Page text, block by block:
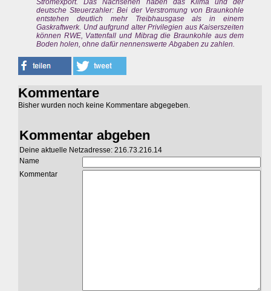
Stromexport. Das Nachsehen haben das Klima und der
deutsche Steuerzahler: Bei der Verstromung von Braunkohle
entstehen deutlich mehr Treibhausgase als in einem
Gaskraftwerk. Und aufgrund alter Privilegien aus Kaiserszeiten
können RWE, Vattenfall und Mibrag die Braunkohle aus dem
Boden holen, ohne dafür nennenswerte Abgaben zu zahlen.
Kommentare
Bisher wurden noch keine Kommentare abgegeben.
Kommentar abgeben
Deine aktuelle Netzadresse: 216.73.216.14
Name
Kommentar